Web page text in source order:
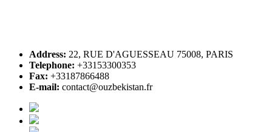
Address: 22, RUE D'AGUESSEAU 75008, PARIS
Telephone: +33153300353
Fax: +33187866488
E-mail: contact@ouzbekistan.fr